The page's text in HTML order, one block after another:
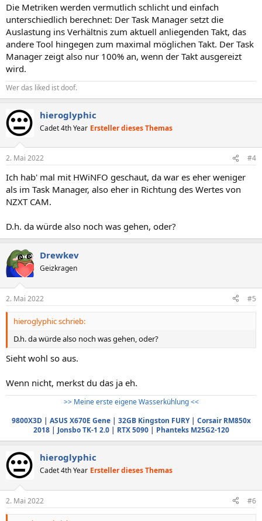
:
Die Metriken werden vermutlich schlicht und einfach
unterschiedlich berechnet: Der Task Manager setzt die
Auslastung ins Verhältnis zum aktuell anliegenden Takt, das
andere Tool hingegen zum maximal möglichen Takt. Der Task
Manager zeigt also nur 100% an, wenn der Takt ausgereizt
wird.
Wer das liked ist doof.
hieroglyphic
Cadet 4th Year Ersteller dieses Themas
2. Mai 2022 #4
Ich hab' mal mit HWiNFO geschaut, da war es eher weniger
als im Task Manager, also eher in Richtung des Wertes von
NZXT CAM.
D.h. da würde also noch was gehen, oder?
Drewkev
Geizkragen
2. Mai 2022 #5
hieroglyphic schrieb:
D.h. da würde also noch was gehen, oder?
Sieht wohl so aus.
Wenn nicht, merkst du das ja eh.
>> Meine erste eigene Wasserkühlung <<
9800X3D| ASUS X670E Gene| 32GB Kingston FURY| Corsair RM850x
2018| Jonsbo TK-1 2.0| RTX 5090| Phanteks M25G2-120
hieroglyphic
Cadet 4th Year Ersteller dieses Themas
2. Mai 2022 #6